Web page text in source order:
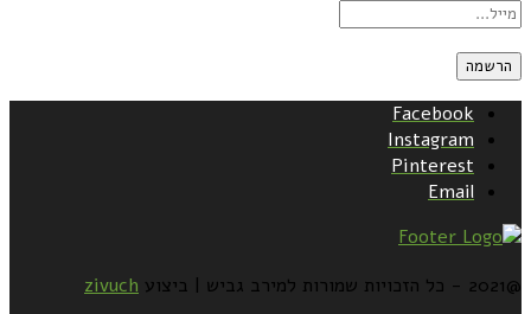
Facebook
Instagram
Pinterest
Email
@2021 - כל הזכויות שמורות למירב גביש | ביצוע zivuch